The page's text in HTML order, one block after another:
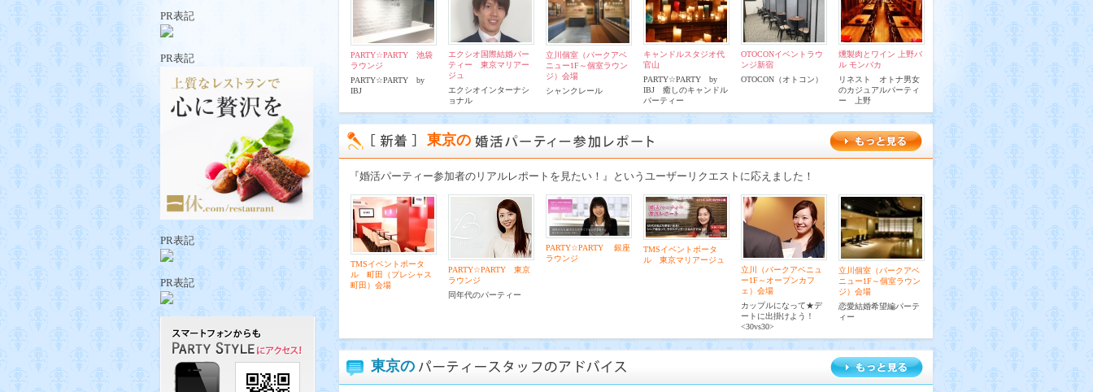
PARTY☆PARTY 池袋
ラウンジ
PARTY☆PARTY by
IBJ
エクシオ国際結婚パー
ティー 東京マリアー
ジュ
エクシオインターナシ
ョナル
立川個室（パークアベ
ニュー1F～個室ラウン
ジ）会場
シャンクレール
キャンドルスタジオ代
官山
PARTY☆PARTY by
IBJ 癒しのキャンドル
パーティー
OTOCONイベントラウ
ンジ新宿
OTOCON（オトコン）
燻製肉とワイン 上野バ
ル モンパカ
リネスト オトナ男女
のカジュアルパーティ
ー 上野
東京の
『婚活パーティー参加者のリアルレポートを見たい！』というユーザーリクエストに応えました！
TMSイベントポータ
ル 町田（プレシャス
町田）会場
PARTY☆PARTY 東京
ラウンジ
同年代のパーティー
PARTY☆PARTY 銀座
ラウンジ
TMSイベントポータ
ル 東京マリアージュ
立川（パークアベニュ
ー1F～オープンカフ
ェ）会場
カップルになって★デ
ートに出掛けよう！
<30vs30>
立川個室（パークアベ
ニュー1F～個室ラウン
ジ）会場
恋愛結婚希望編パーテ
ィー
東京の
PR表記
PR表記
PR表記
PR表記